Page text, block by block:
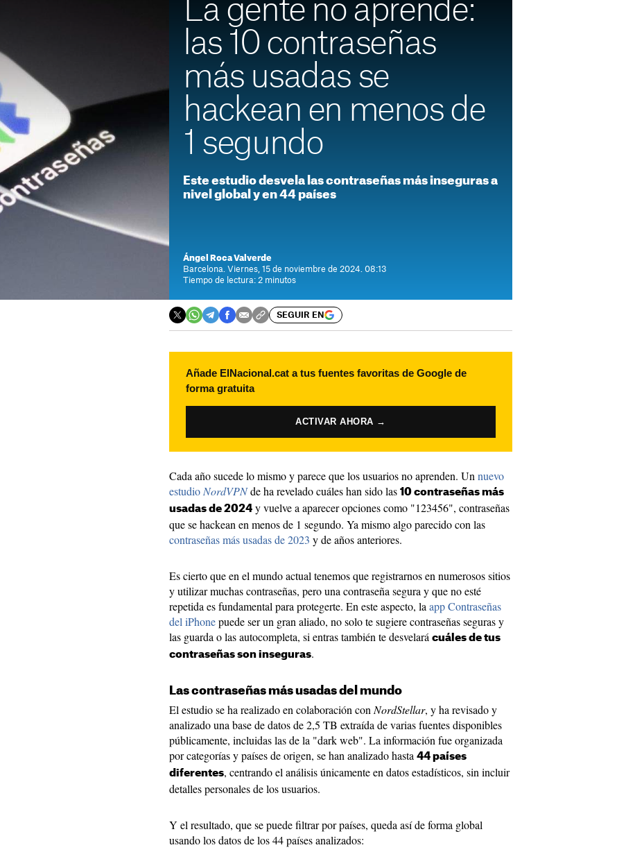
La gente no aprende:
las 10 contraseñas
más usadas se
hackean en menos de
1 segundo
Este estudio desvela las contraseñas más inseguras a
nivel global y en 44 países
Ángel Roca Valverde
Barcelona. Viernes, 15 de noviembre de 2024. 08:13
Tiempo de lectura: 2 minutos
SEGUIR EN
Añade ElNacional.cat a tus fuentes favoritas de Google de
forma gratuita
ACTIVAR AHORA →
Cada año sucede lo mismo y parece que los usuarios no aprenden. Un nuevo
estudio NordVPNde ha revelado cuáles han sido las 10 contraseñas más
usadas de 2024 y vuelve a aparecer opciones como "123456", contraseñas
que se hackean en menos de 1 segundo. Ya mismo algo parecido con las
contraseñas más usadas de 2023 y de años anteriores.
Es cierto que en el mundo actual tenemos que registrarnos en numerosos sitios
y utilizar muchas contraseñas, pero una contraseña segura y que no esté
repetida es fundamental para protegerte. En este aspecto, la app Contraseñas
del iPhonepuede ser un gran aliado, no solo te sugiere contraseñas seguras y
las guarda o las autocompleta, si entras también te desvelará cuáles de tus
contraseñas son inseguras.
Las contraseñas más usadas del mundo
El estudio se ha realizado en colaboración con NordStellar, y ha revisado y
analizado una base de datos de 2,5 TB extraída de varias fuentes disponibles
públicamente, incluidas las de la "dark web". La información fue organizada
por categorías y países de origen, se han analizado hasta 44 países
diferentes, centrando el análisis únicamente en datos estadísticos, sin incluir
detalles personales de los usuarios.
Y el resultado, que se puede filtrar por países, queda así de forma global
usando los datos de los 44 países analizados: